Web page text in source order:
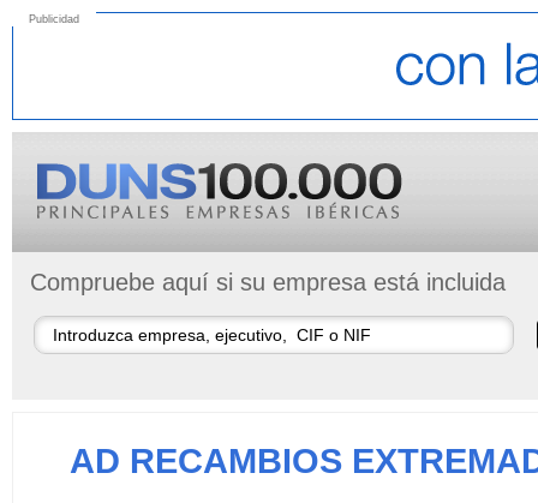
Publicidad
Compruebe aquí si su empresa está incluida
AD RECAMBIOS